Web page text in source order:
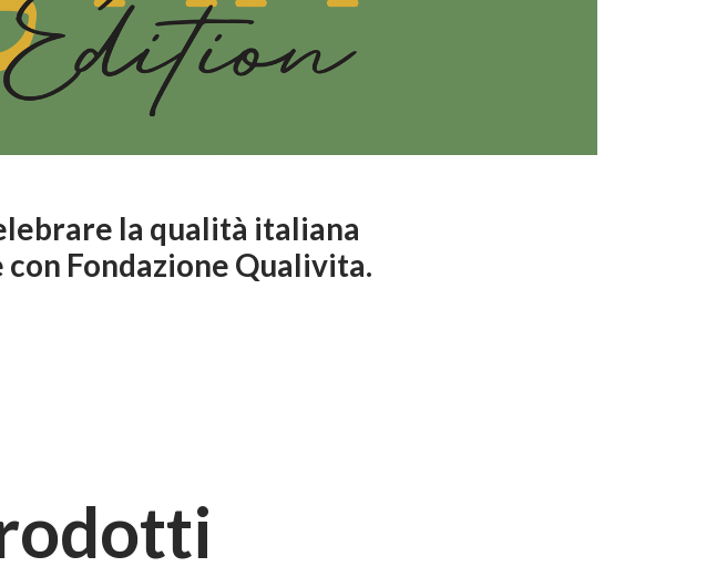
la qualità italiana
Fondazione Qualivita.